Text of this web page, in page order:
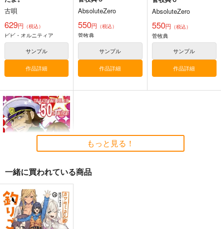
古唄
629円 （税込）
ビビ・オルニティア
サンプル
作品詳細
AbsoluteZero
550円 （税込）
菅牧典
サンプル
作品詳細
AbsoluteZero
550円 （税込）
菅牧典
サンプル
作品詳細
THE GALACTIC LEG
ENT
MASA企画
もっと見る！
一緒に買われている商品